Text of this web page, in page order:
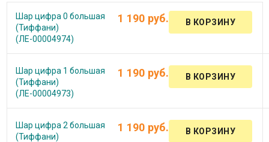
Шар цифра 0 большая
(Тиффани)
(ЛЕ-00004974)
1 190 руб.
Шар цифра 1 большая
(Тиффани)
(ЛЕ-00004973)
1 190 руб.
Шар цифра 2 большая
(Тиффани)
1 190 руб.